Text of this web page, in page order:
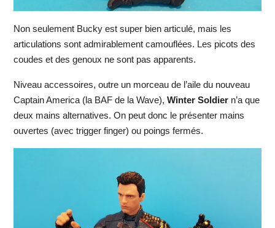
Non seulement Bucky est super bien articulé, mais les
articulations sont admirablement camouflées. Les picots des
coudes et des genoux ne sont pas apparents.
Niveau accessoires, outre un morceau de l’aile du nouveau
Captain America (la BAF de la Wave), Winter Soldiern’a que
deux mains alternatives. On peut donc le présenter mains
ouvertes (avec trigger finger) ou poings fermés.